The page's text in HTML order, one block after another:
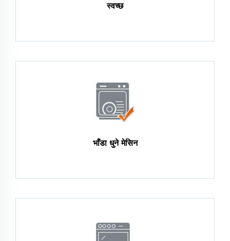
स्वच्छ
भाँडा धुने मेसिन